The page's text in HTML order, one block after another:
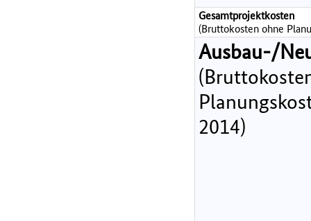
Gesamtprojektkosten
(Bruttokosten ohne
Ausbau-/
2014)